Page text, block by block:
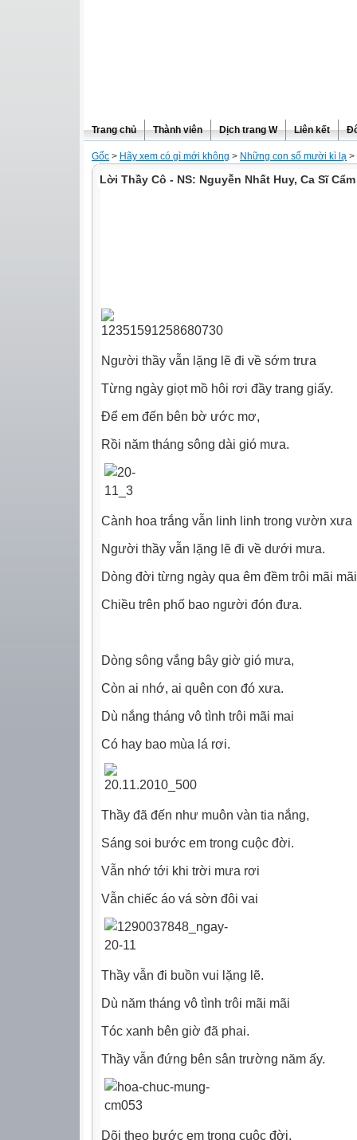
Trang chủ Thành viên Dịch trang W Liên kết
Gốc > Hãy xem có gì mới không > Những con số mười kì lạ >
Lời Thầy Cô - NS: Nguyễn Nhất Huy, Ca Sĩ
Người thầy vẫn lặng lẽ đi về sớm trưa
Từng ngày giọt mồ hôi rơi đầy trang giấy.
Để em đến bên bờ ước mơ,
Rồi năm tháng sông dài gió mưa.
Cành hoa trắng vẫn linh linh trong vườn xưa
Người thầy vẫn lặng lẽ đi về dưới mưa.
Dòng đời từng ngày qua êm đềm trôi mãi
Chiều trên phố bao người đón đưa.
Dòng sông vắng bây giờ gió mưa,
Còn ai nhớ, ai quên con đó xưa.
Dù nắng tháng vô tình trôi mãi mai
Có hay bao mùa lá rơi.
Thầy đã đến như muôn vàn tia nắng,
Sáng soi bước em trong cuộc đời.
Vẫn nhớ tới khi trời mưa rơi
Vẫn chiếc áo vá sờn đôi vai
Thầy vẫn đi buồn vui lặng lẽ.
Dù năm tháng vô tình trôi mãi mãi
Tóc xanh bên giờ đã phai.
Thầy vẫn đứng bên sân trường năm ấy.
Dõi theo bước em trong cuộc đời,